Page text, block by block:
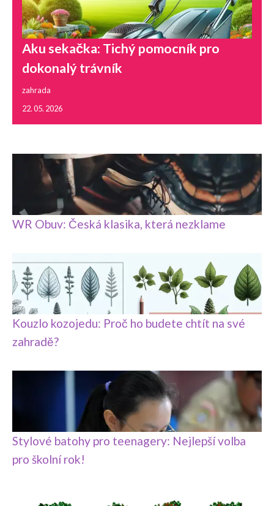
Aku sekačka: Tichý pomocník pro
dokonalý trávník
zahrada
22. 05. 2026
WR Obuv: Česká klasika, která nezklame
Kouzlo kozojedu: Proč ho budete chtít na své
zahradě?
Stylové batohy pro teenagery: Nejlepší volba
pro školní rok!